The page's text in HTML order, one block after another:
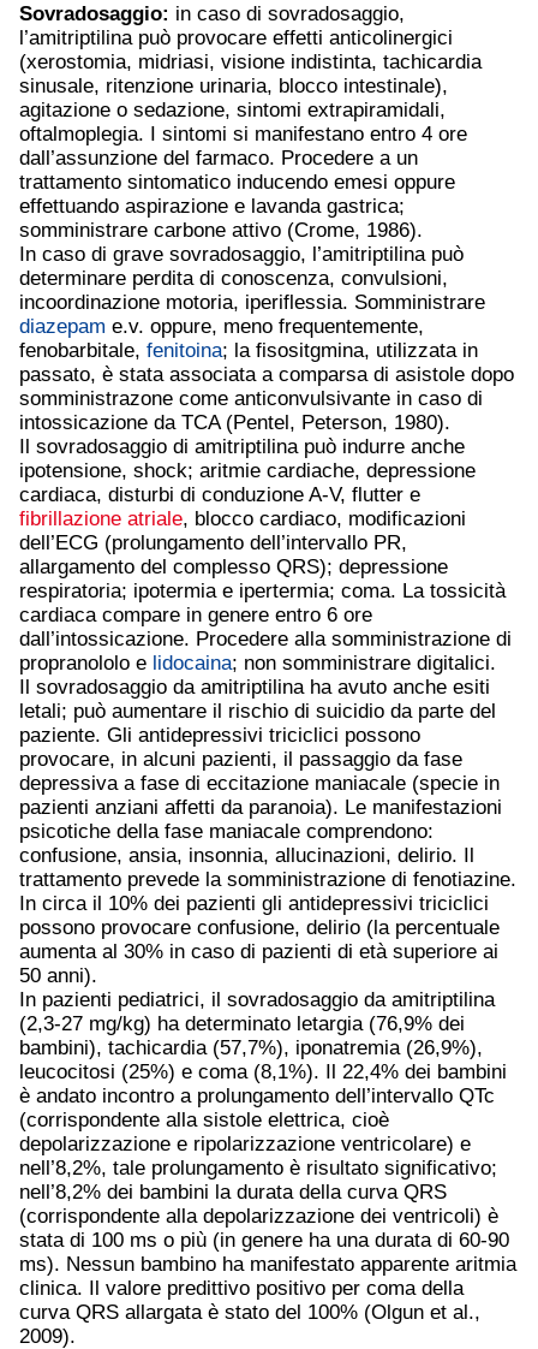
Sovradosaggio: in caso di sovradosaggio,
l’amitriptilina può provocare effetti anticolinergici
(xerostomia, midriasi, visione indistinta, tachicardia
sinusale, ritenzione urinaria, blocco intestinale),
agitazione o sedazione, sintomi extrapiramidali,
oftalmoplegia. I sintomi si manifestano entro 4 ore
dall’assunzione del farmaco. Procedere a un
trattamento sintomatico inducendo emesi oppure
effettuando aspirazione e lavanda gastrica;
somministrare carbone attivo (Crome, 1986).
In caso di grave sovradosaggio, l’amitriptilina può
determinare perdita di conoscenza, convulsioni,
incoordinazione motoria, iperiflessia. Somministrare
diazepam e.v. oppure, meno frequentemente,
fenobarbitale, fenitoina; la fisositgmina, utilizzata in
passato, è stata associata a comparsa di asistole dopo
somministrazone come anticonvulsivante in caso di
intossicazione da TCA (Pentel, Peterson, 1980).
Il sovradosaggio di amitriptilina può indurre anche
ipotensione, shock; aritmie cardiache, depressione
cardiaca, disturbi di conduzione A-V, flutter e
fibrillazione atriale, blocco cardiaco, modificazioni
dell’ECG (prolungamento dell’intervallo PR,
allargamento del complesso QRS); depressione
respiratoria; ipotermia e ipertermia; coma. La tossicità
cardiaca compare in genere entro 6 ore
dall’intossicazione. Procedere alla somministrazione di
propranololo e lidocaina; non somministrare digitalici.
Il sovradosaggio da amitriptilina ha avuto anche esiti
letali; può aumentare il rischio di suicidio da parte del
paziente. Gli antidepressivi triciclici possono
provocare, in alcuni pazienti, il passaggio da fase
depressiva a fase di eccitazione maniacale (specie in
pazienti anziani affetti da paranoia). Le manifestazioni
psicotiche della fase maniacale comprendono:
confusione, ansia, insonnia, allucinazioni, delirio. Il
trattamento prevede la somministrazione di fenotiazine.
In circa il 10% dei pazienti gli antidepressivi triciclici
possono provocare confusione, delirio (la percentuale
aumenta al 30% in caso di pazienti di età superiore ai
50 anni).
In pazienti pediatrici, il sovradosaggio da amitriptilina
(2,3-27 mg/kg) ha determinato letargia (76,9% dei
bambini), tachicardia (57,7%), iponatremia (26,9%),
leucocitosi (25%) e coma (8,1%). Il 22,4% dei bambini
è andato incontro a prolungamento dell’intervallo QTc
(corrispondente alla sistole elettrica, cioè
depolarizzazione e ripolarizzazione ventricolare) e
nell’8,2%, tale prolungamento è risultato significativo;
nell’8,2% dei bambini la durata della curva QRS
(corrispondente alla depolarizzazione dei ventricoli) è
stata di 100 ms o più (in genere ha una durata di 60-90
ms). Nessun bambino ha manifestato apparente aritmia
clinica. Il valore predittivo positivo per coma della
curva QRS allargata è stato del 100% (Olgun et al.,
2009).